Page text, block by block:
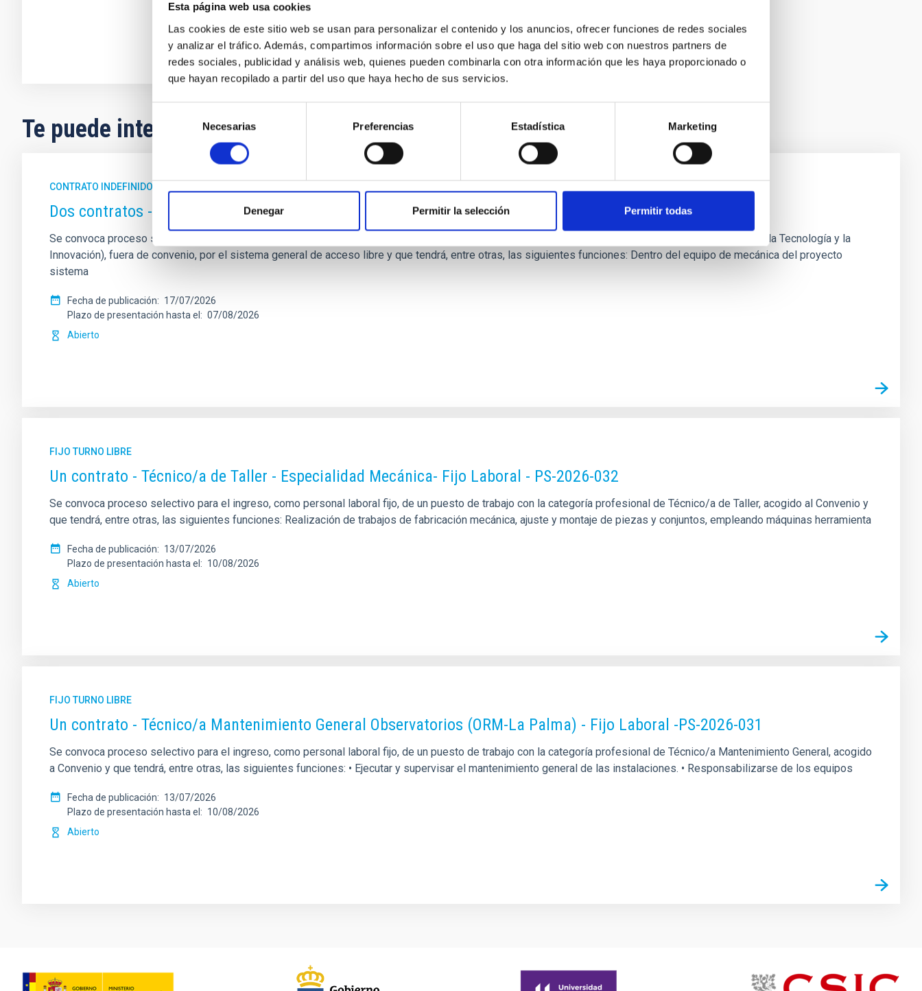
Esta página web usa cookies
Las cookies de este sitio web se usan para personalizar el contenido y los anuncios, ofrecer funciones de redes sociales
y analizar el tráfico. Además, compartimos información sobre el uso que haga del sitio web con nuestros partners de
redes sociales, publicidad y análisis web, quienes pueden combinarla con otra información que les haya proporcionado o
que hayan recopilado a partir del uso que haya hecho de sus servicios.
de
consentimiento
Necesarias Preferencias Estadística Marketing
Denegar Permitir la selección Permitir todas
Instituto de Astrofísica de Canarias (IAC)
Ingeniero/a Senior
Te puede interesar
CONTRATO INDEFINIDO
Dos contratos - Ingeniería Especialidad Mecánica- GTCAO.PS-2026-057
Se convoca proceso selectivo para formalizar un contrato laboral de duración indefinida (Artículo 23bis de la Ley 14/2011, de 1 de junio, de la Ciencia, la Tecnología y la
Innovación), fuera de convenio, por el sistema general de acceso libre y que tendrá, entre otras, las siguientes funciones: Dentro del equipo de mecánica del proyecto
sistema
Fecha de publicación
17/07/2026
Plazo de presentación hasta el
07/08/2026
Abierto
FIJO TURNO LIBRE
Un contrato - Técnico/a de Taller - Especialidad Mecánica- Fijo Laboral - PS-2026-032
Se convoca proceso selectivo para el ingreso, como personal laboral fijo, de un puesto de trabajo con la categoría profesional de Técnico/a de Taller, acogido al Convenio y
que tendrá, entre otras, las siguientes funciones: Realización de trabajos de fabricación mecánica, ajuste y montaje de piezas y conjuntos, empleando máquinas herramienta
Fecha de publicación
13/07/2026
Plazo de presentación hasta el
10/08/2026
Abierto
FIJO TURNO LIBRE
Un contrato - Técnico/a Mantenimiento General Observatorios (ORM-La Palma) - Fijo Laboral -PS-2026-031
Se convoca proceso selectivo para el ingreso, como personal laboral fijo, de un puesto de trabajo con la categoría profesional de Técnico/a Mantenimiento General, acogido
a Convenio y que tendrá, entre otras, las siguientes funciones: • Ejecutar y supervisar el mantenimiento general de las instalaciones. • Responsabilizarse de los equipos
Fecha de publicación
13/07/2026
Plazo de presentación hasta el
10/08/2026
Abierto